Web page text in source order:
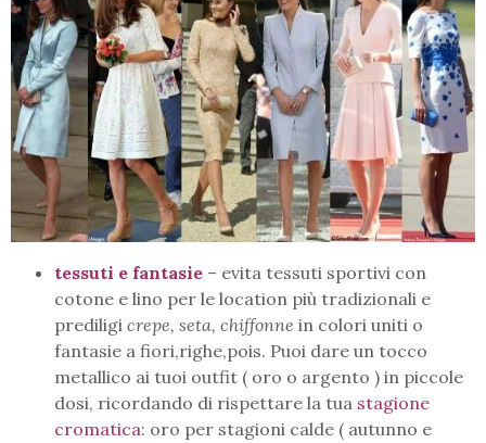
tessuti e fantasie – evita tessuti sportivi con
cotone e lino per le location più tradizionali e
prediligi crepe, seta, chiffonne in colori uniti o
fantasie a fiori,righe,pois. Puoi dare un tocco
metallico ai tuoi outfit ( oro o argento ) in piccole
dosi, ricordando di rispettare la tua stagione
cromatica: oro per stagioni calde ( autunno e